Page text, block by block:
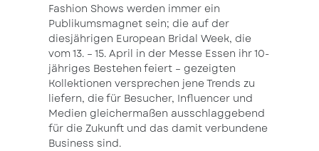
Fashion Shows werden immer ein
Publikumsmagnet sein; die auf der
diesjährigen European Bridal Week, die
vom 13. – 15. April in der Messe Essen ihr 10-
jähriges Bestehen feiert – gezeigten
Kollektionen versprechen jene Trends zu
liefern, die für Besucher, Influencer und
Medien gleichermaßen ausschlaggebend
für die Zukunft und das damit verbundene
Business sind.